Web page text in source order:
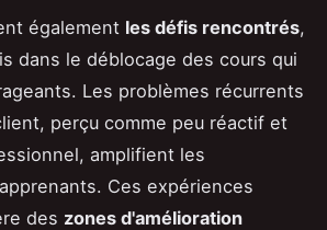
également les défis rencontrés,
dans le déblocage des cours qui
Les problèmes récurrents
perçu comme peu réactif et
amplifient les
Ces expériences
des zones d'amélioration